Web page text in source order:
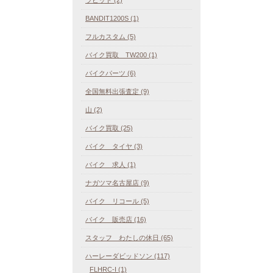
BANDIT1200S (1)
フルカスタム (5)
バイク買取 TW200 (1)
バイクパーツ (6)
全国無料出張査定 (9)
山 (2)
バイク買取 (25)
バイク タイヤ (3)
バイク 求人 (1)
ナガツマ名古屋店 (9)
バイク リコール (5)
バイク 販売店 (16)
スタッフ わたしの休日 (65)
ハーレーダビッドソン (117)
FLHRC-I (1)